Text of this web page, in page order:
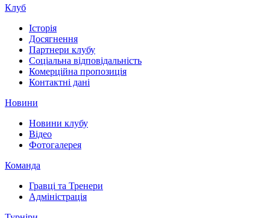
Клуб
Історія
Досягнення
Партнери клубу
Соціальна відповідальність
Комерційна пропозиція
Контактні дані
Новини
Новини клубу
Відео
Фотогалерея
Команда
Гравці та Тренери
Адміністрація